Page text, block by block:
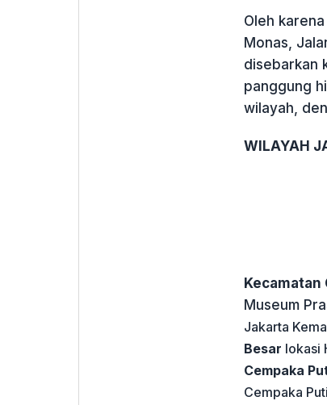
Oleh
Monas,
disebarkan
panggung
wilayah,
WILAYAH
Kecamatan
Museum
Jakarta
Besar lokasi
Cempaka
Cempaka